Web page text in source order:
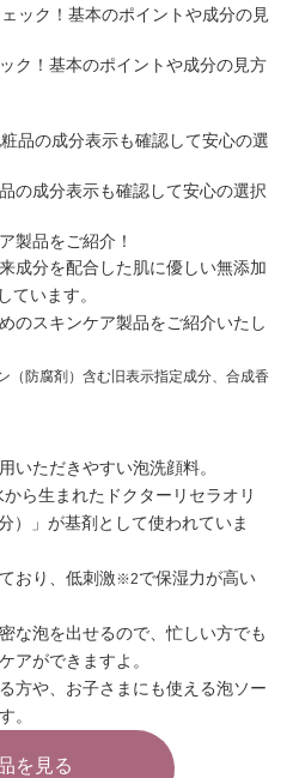
ク！基本のポイントや成分の見方
の成分表示も確認して安心の選択
製品をご紹介！
成分を配合した肌に優しい無添加
ています。
のスキンケア製品をご紹介いたし
（防腐剤）含む旧表示指定成分、合成香
いただきやすい泡洗顔料。
ら生まれたドクターリセラオリ
）」が基剤として使われていま
おり、 低刺激※2で保湿力が高い
な泡を出せるので、忙しい方でも
アができますよ。
方や、お子さまにも使える泡ソー
。
を見る